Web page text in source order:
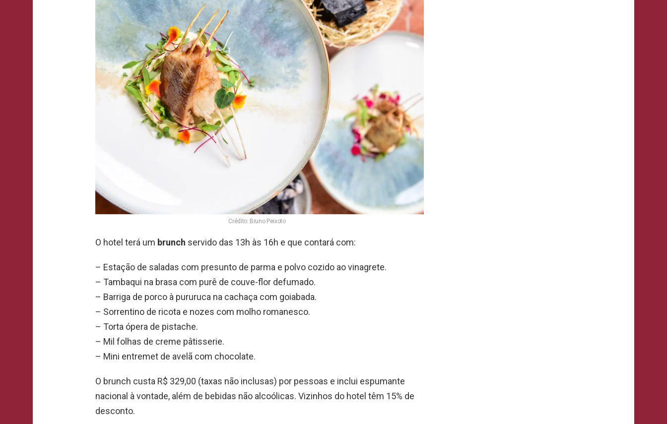
Crédito: Bruno Peixoto
O hotel terá um brunch servido das 13h às 16h e que contará com:
– Estação de saladas com presunto de parma e polvo cozido ao vinagrete.
– Tambaqui na brasa com purê de couve-flor defumado.
– Barriga de porco à pururuca na cachaça com goiabada.
– Sorrentino de ricota e nozes com molho romanesco.
– Torta ópera de pistache.
– Mil folhas de creme pâtisserie.
– Mini entremet de avelã com chocolate.
O brunch custa R$ 329,00 (taxas não inclusas) por pessoas e inclui espumante
nacional à vontade, além de bebidas não alcoólicas. Vizinhos do hotel têm 15% de
desconto.